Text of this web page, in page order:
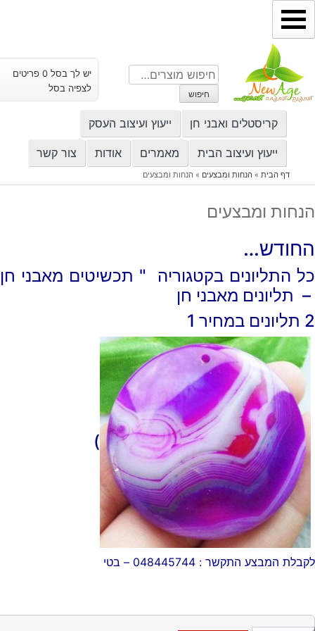
דילוג
לתוכן
חיפוש
עבור:
חיפוש
יש לך בסל 0 פריטים
לצפיה בסל
קריסטלים ואבני חן ייעוץ ועיצוב העסק
ייעוץ ועיצוב הבית מאמרים אודות צור קשר
דף הבית» הנחות ומבצעים » הנחות ומבצעים
הנחות ומבצעים
החודש…
כל התליונים בקטגוריה " תכשיטים מאבני חן
– תליונים מאבני חן
2 תליונים במחיר 1
)
לקבלת המבצע התקשר : 048445744 – בטי